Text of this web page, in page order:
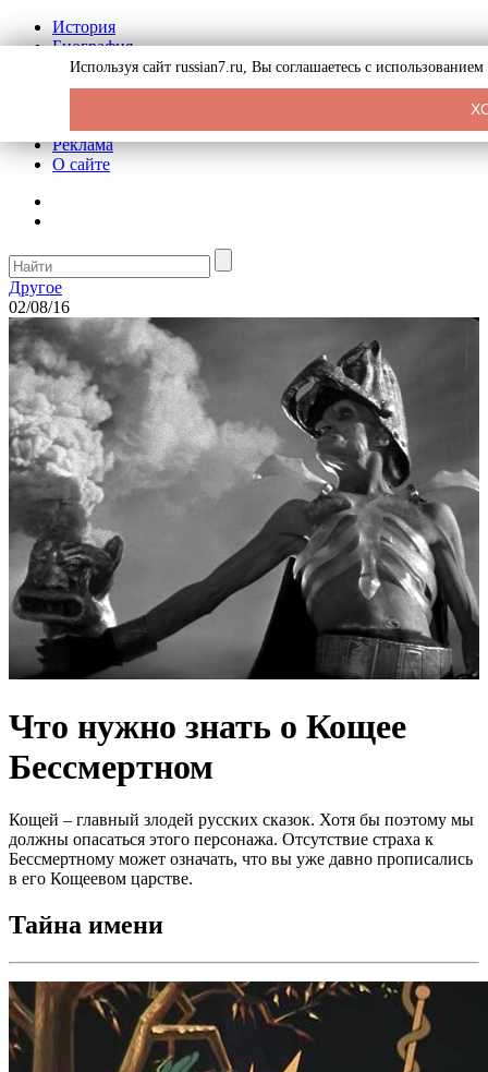
История
Биография
Криминал
СССР
Реклама
О сайте
Другое
02/08/16
Что нужно знать о Кощее
Бессмертном
Кощей – главный злодей русских сказок. Хотя бы поэтому мы
должны опасаться этого персонажа. Отсутствие страха к
Бессмертному может означать, что вы уже давно прописались
в его Кощеевом царстве.
Тайна имени
Используя сайт russian7.ru, Вы соглашаетесь с